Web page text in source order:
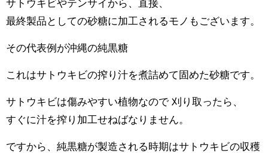
サトウキビやテンサイから、直接、
最終製品としての砂糖に加工されるモノもございます。
その代表例が沖縄の純黒糖
これはサトウキビの搾り汁を煮詰めて固めた砂糖です。
サトウキビは傷みやすい植物なので 刈り取ったら、
すぐに汁を搾り加工せねばなりません。
ですから、純黒糖が製造される時期はサトウキビの収穫